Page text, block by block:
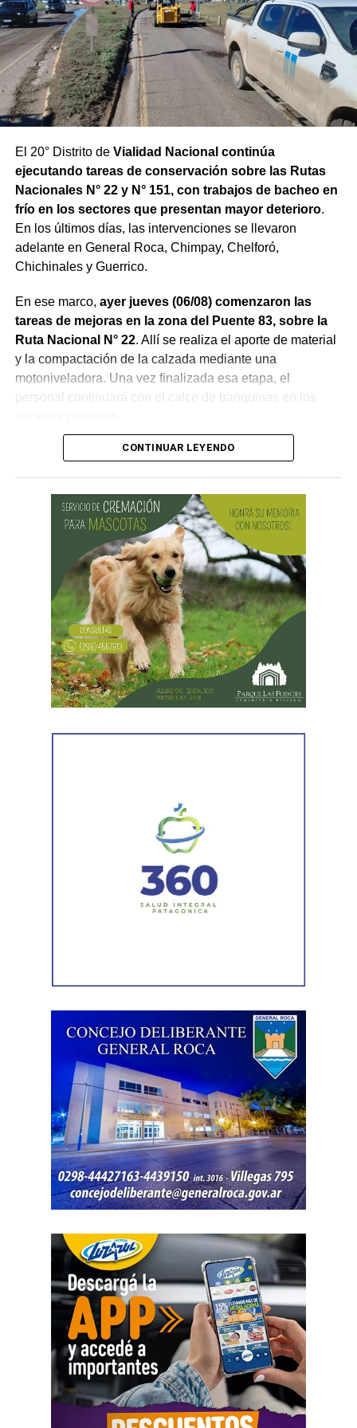
El 20° Distrito de Vialidad Nacional continúa
ejecutando tareas de conservación sobre las Rutas
Nacionales N° 22 y N° 151, con trabajos de bacheo en
frío en los sectores que presentan mayor deterioro.
En los últimos días, las intervenciones se llevaron
adelante en General Roca, Chimpay, Chelforó,
Chichinales y Guerrico.
En ese marco, ayer jueves (06/08) comenzaron las
tareas de mejoras en la zona del Puente 83, sobre la
Ruta Nacional N° 22. Allí se realiza el aporte de material
y la compactación de la calzada mediante una
motoniveladora. Una vez finalizada esa etapa, el
personal continuará con el calce de banquinas en los
Desde Vialidad Nacional informaron que,durante las
próximas semanas, el operativo de bacheo será
reforzado con dos nuevas cuadrillas de trabajo y dos
camiones bacheadores, lo que permitirá incrementar
el ritmo de ejecución y optimizar las tareas de
mantenimiento en distintos puntos del Alto Valle.
Por otra parte, el organismo avanza con el relevamiento
sectores más deteriorados y mejorar las condiciones de
CONTINUAR LEYENDO